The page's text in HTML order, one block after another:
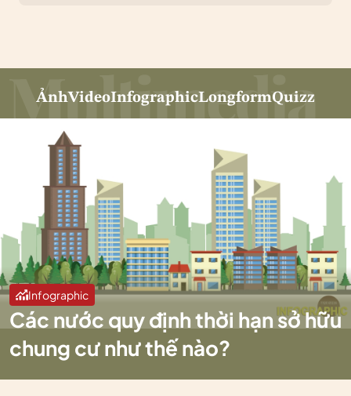
ẢnhVideoInfographicLongformQuizz
Infographic
Các nước quy định thời hạn sở hữu
chung cư như thế nào?